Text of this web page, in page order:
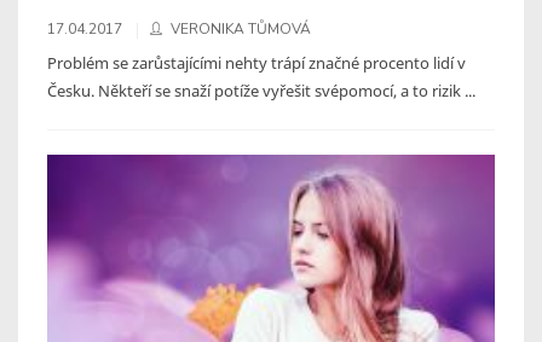
17.04.2017 VERONIKA TŮMOVÁ
Problém se zarůstajícími nehty trápí značné procento lidí v
Česku. Někteří se snaží potíže vyřešit svépomocí, a to rizik ...